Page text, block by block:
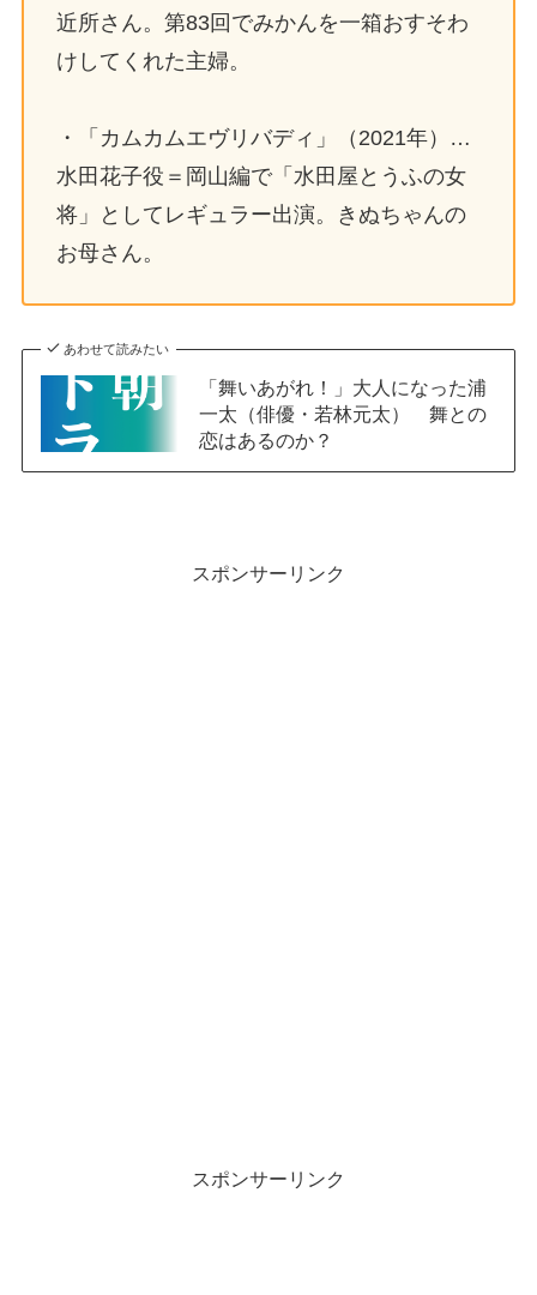
近所さん。第83回でみかんを一箱おすそわ
けしてくれた主婦。
・「カムカムエヴリバディ」（2021年）…
水田花子役＝岡山編で「水田屋とうふの女
将」としてレギュラー出演。きぬちゃんの
お母さん。
あわせて読みたい
「舞いあがれ！」大人になった浦
一太（俳優・若林元太） 舞との
恋はあるのか？
スポンサーリンク
スポンサーリンク